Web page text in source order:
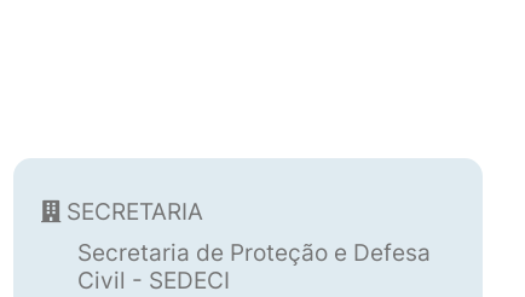
SECRETARIA
Secretaria de Proteção e Defesa
Civil - SEDECI